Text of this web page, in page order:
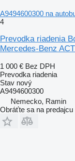
A9494600300 na
4
Prevodka riadenia
Mercedes-Benz
1 000 € Bez DPH
Prevodka riadenia
Stav nový
A9494600300
Nemecko, Ramin
Obráťte sa na predajcu